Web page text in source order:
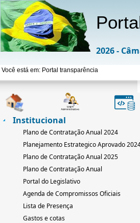
2026 -
Você está em: Portal transparência
Institucional
Plano de Contratação Anual 2024
Planejamento Estrategico Aprovado
Plano de Contratação Anual 2025
Plano de Contratação Anual
Portal do Legislativo
Agenda de Compromissos Oficiais
Lista de Presença
Gastos e cotas